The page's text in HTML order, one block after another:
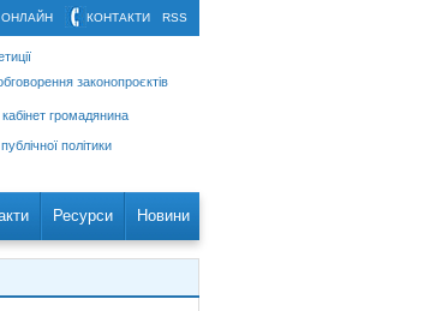
RSS
КОНТАКТИ
ОНЛАЙН
законопроєктів
громадянина
політики
Ресурси Новини